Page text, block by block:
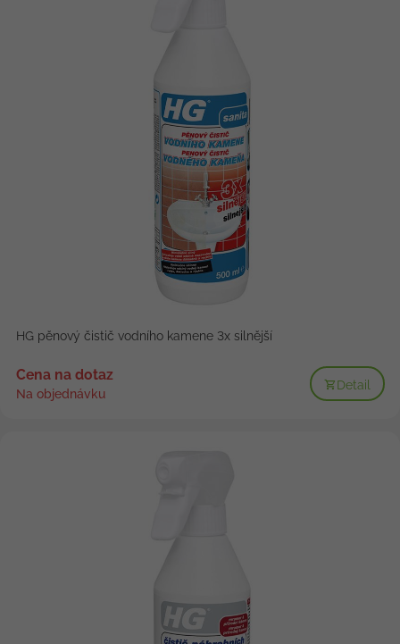
HG pěnový čistič vodního kamene 3x silnější
Cena na dotaz
Na objednávku
Detail